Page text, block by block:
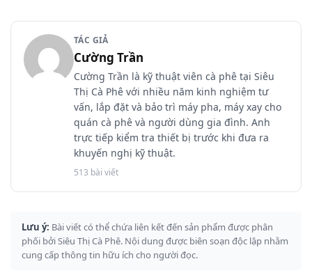
TÁC GIẢ
Cường Trần
Cường Trần là kỹ thuật viên cà phê tại Siêu
Thị Cà Phê với nhiều năm kinh nghiệm tư
vấn, lắp đặt và bảo trì máy pha, máy xay cho
quán cà phê và người dùng gia đình. Anh
trực tiếp kiểm tra thiết bị trước khi đưa ra
khuyến nghị kỹ thuật.
513 bài viết
Lưu ý: Bài viết có thể chứa liên kết đến sản phẩm được phân
phối bởi Siêu Thị Cà Phê. Nội dung được biên soạn độc lập nhằm
cung cấp thông tin hữu ích cho người đọc.